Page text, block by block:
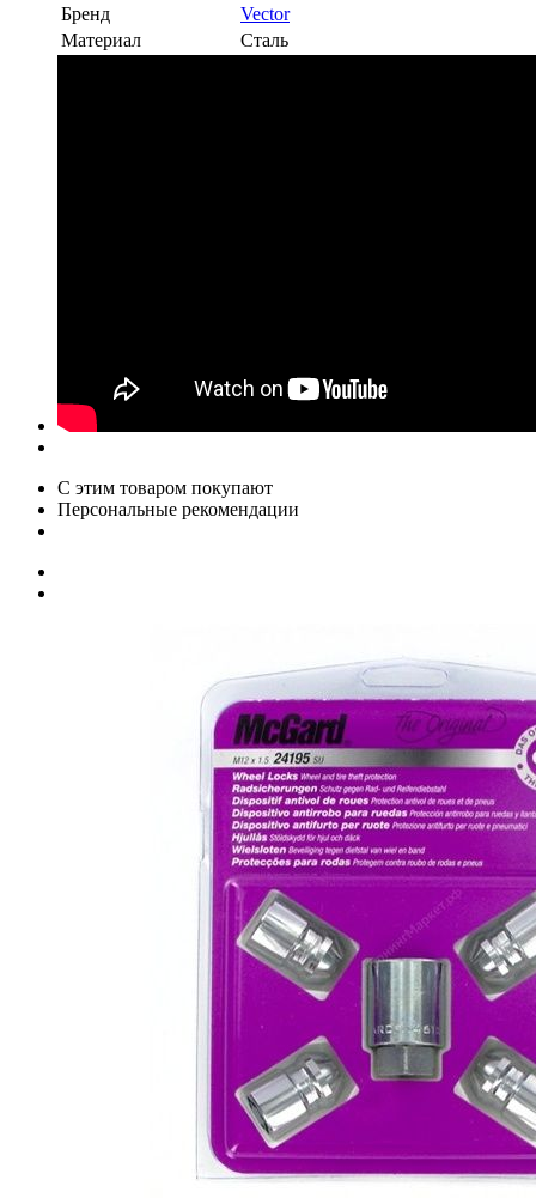
Бренд
Vector
Материал
Сталь
С этим товаром покупают
Персональные рекомендации